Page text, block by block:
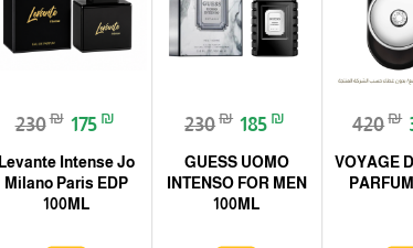
420₪
VOYAGE
230₪ 185 ₪
GUESS UOMO
INTENSO FOR MEN
100ML
230₪ 175 ₪
Levante Intense Jo
Milano Paris EDP
100ML